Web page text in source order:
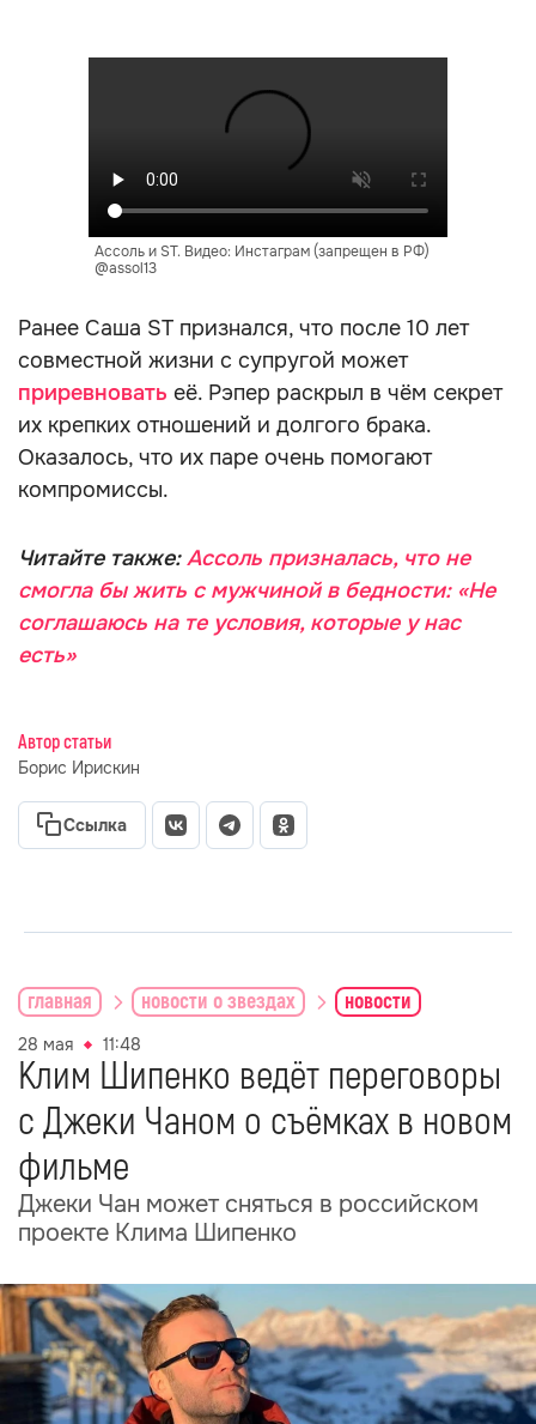
Ассоль и ST. Видео: Инстаграм (запрещен в РФ)
@assol13
Ранее Саша ST признался, что после 10 лет
совместной жизни с супругой может
приревновать её. Рэпер раскрыл в чём секрет
их крепких отношений и долгого брака.
Оказалось, что их паре очень помогают
компромиссы.
Читайте также:Ассоль призналась, что не
смогла бы жить с мужчиной в бедности: «Не
соглашаюсь на те условия, которые у нас
есть»
Автор статьи
Борис Ирискин
Ссылка
главная новости о звездах новости
28 мая 11:48
Клим Шипенко ведёт переговоры
с Джеки Чаном о съёмках в новом
фильме
Джеки Чан может сняться в российском
проекте Клима Шипенко